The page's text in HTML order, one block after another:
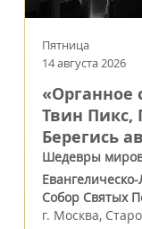
Пятница
14 августа 2026
«Органное
Твин Пикс,
Берегись
Шедевры
Собор Святых
г. Москва,